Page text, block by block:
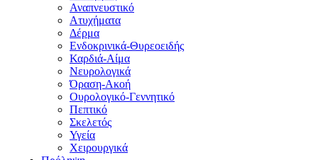
Αναπνευστικό
Ατυχήματα
Δέρμα
Ενδοκρινικά-Θυρεοειδής
Καρδιά-Αίμα
Νευρολογικά
Όραση-Ακοή
Ουρολογικό-Γεννητικό
Πεπτικό
Σκελετός
Υγεία
Χειρουργικά